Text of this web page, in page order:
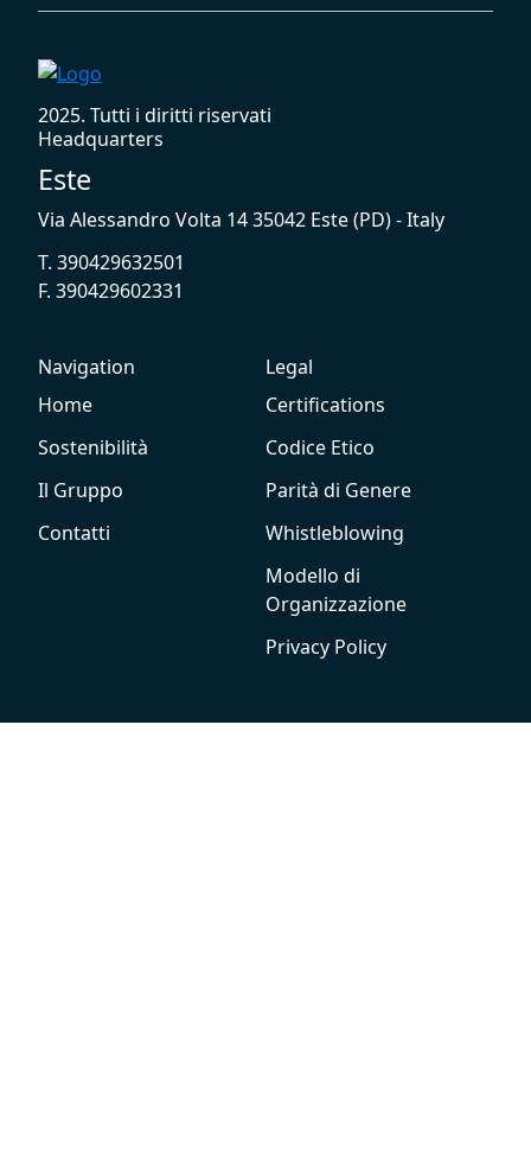
2025. Tutti i diritti riservati
Headquarters
Este
Via Alessandro Volta 14 35042 Este (PD) - Italy
T. 390429632501
F. 390429602331
Navigation
Home
Sostenibilità
Il Gruppo
Contatti
Legal
Certifications
Codice Etico
Parità di Genere
Whistleblowing
Modello di
Organizzazione
Privacy Policy